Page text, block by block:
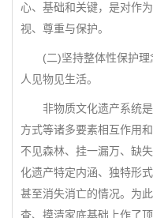
心、基础和关键，是对作
视、尊重与保护。
(二)坚持整体性保护理
人见物见生活。
非物质文化遗产系统是
方式等诸多要素相互作用
不见森林、挂一漏万、缺
化遗产特定内涵、独特形
甚至消失消亡的情况。为
查、摸清家底基础上作了